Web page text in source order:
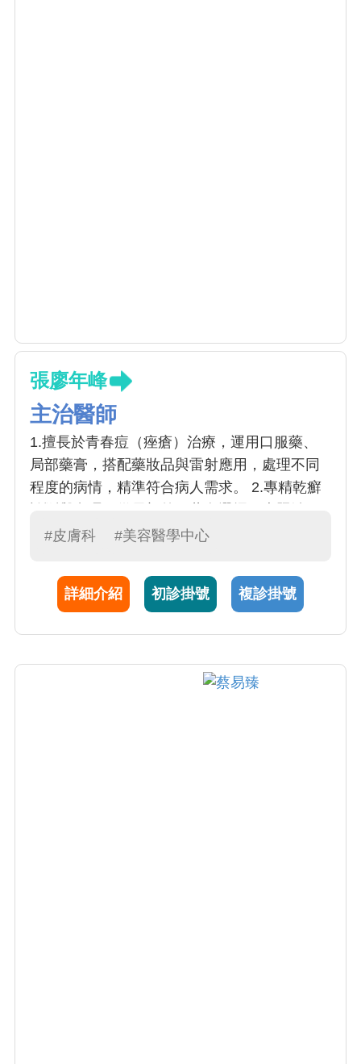
張廖年峰
主治醫師
1.擅長於青春痘（痤瘡）治療，運用口服藥、
局部藥膏，搭配藥妝品與雷射應用，處理不同
程度的病情，精準符合病人需求。 2.專精乾癬
療，傳統口服用藥，進階到注射生物製劑，達
皮膚炎治療，包含非類固醇藥膏治療，濕膚療
法，系統性免疫調節劑與照光療法，特別是對
微到廣泛罹病狀況，選擇局部與系統性免疫調
節劑，搭配照光治療（傳統窄波紫外線B光與
#皮膚科 #美容醫學中心
詳細介紹 初診掛號 複診掛號